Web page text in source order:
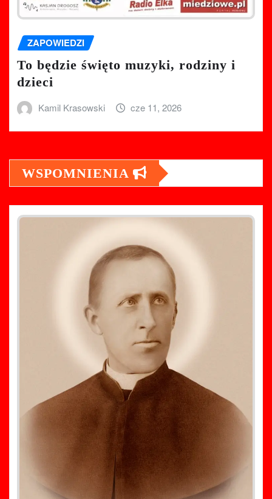
ZAPOWIEDZI
To będzie święto muzyki, rodziny i
dzieci
Kamil Krasowski cze 11, 2026
WSPOMNIENIA